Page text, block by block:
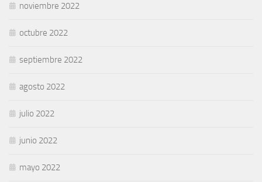
noviembre 2022
octubre 2022
septiembre 2022
agosto 2022
julio 2022
junio 2022
mayo 2022